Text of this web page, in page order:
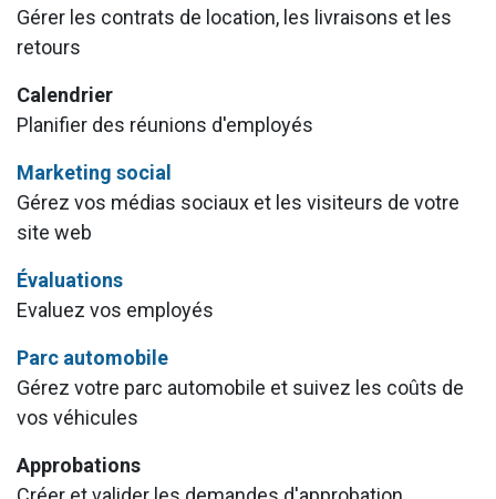
Gérer les contrats de location, les livraisons et les
retours
Calendrier
Planifier des réunions d'employés
Marketing social
Gérez vos médias sociaux et les visiteurs de votre
site web
Évaluations
Evaluez vos employés
Parc automobile
Gérez votre parc automobile et suivez les coûts de
vos véhicules
Approbations